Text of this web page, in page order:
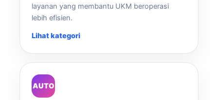
layanan yang membantu UKM beroperasi
lebih efisien.
Lihat kategori
AUTO